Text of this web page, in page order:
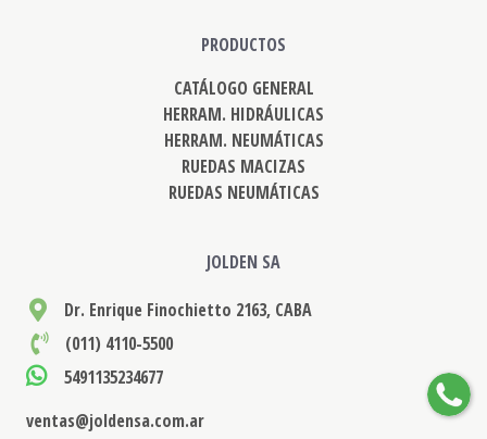
PRODUCTOS
CATÁLOGO GENERAL
HERRAM. HIDRÁULICAS
HERRAM. NEUMÁTICAS
RUEDAS MACIZAS
RUEDAS NEUMÁTICAS
JOLDEN SA
Dr. Enrique Finochietto 2163, CABA
(011) 4110-5500
5491135234677
ventas@joldensa.com.ar